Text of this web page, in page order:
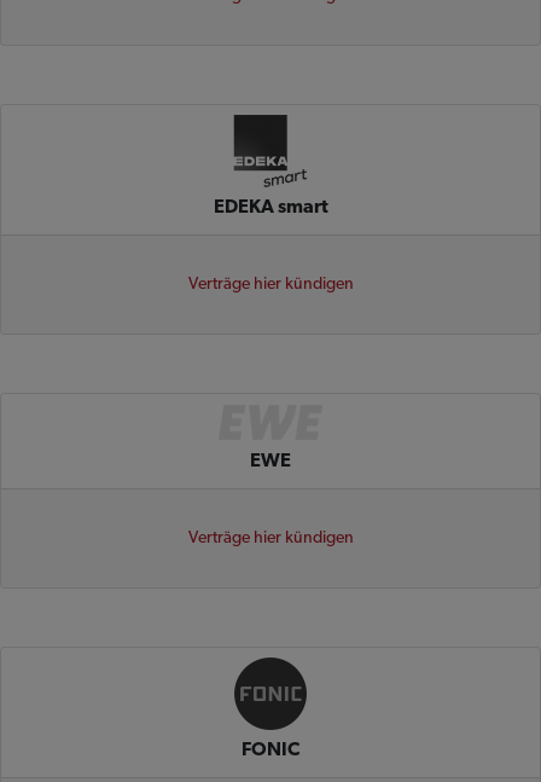
EDEKA smart
Verträge hier kündigen
EWE
Verträge hier kündigen
FONIC